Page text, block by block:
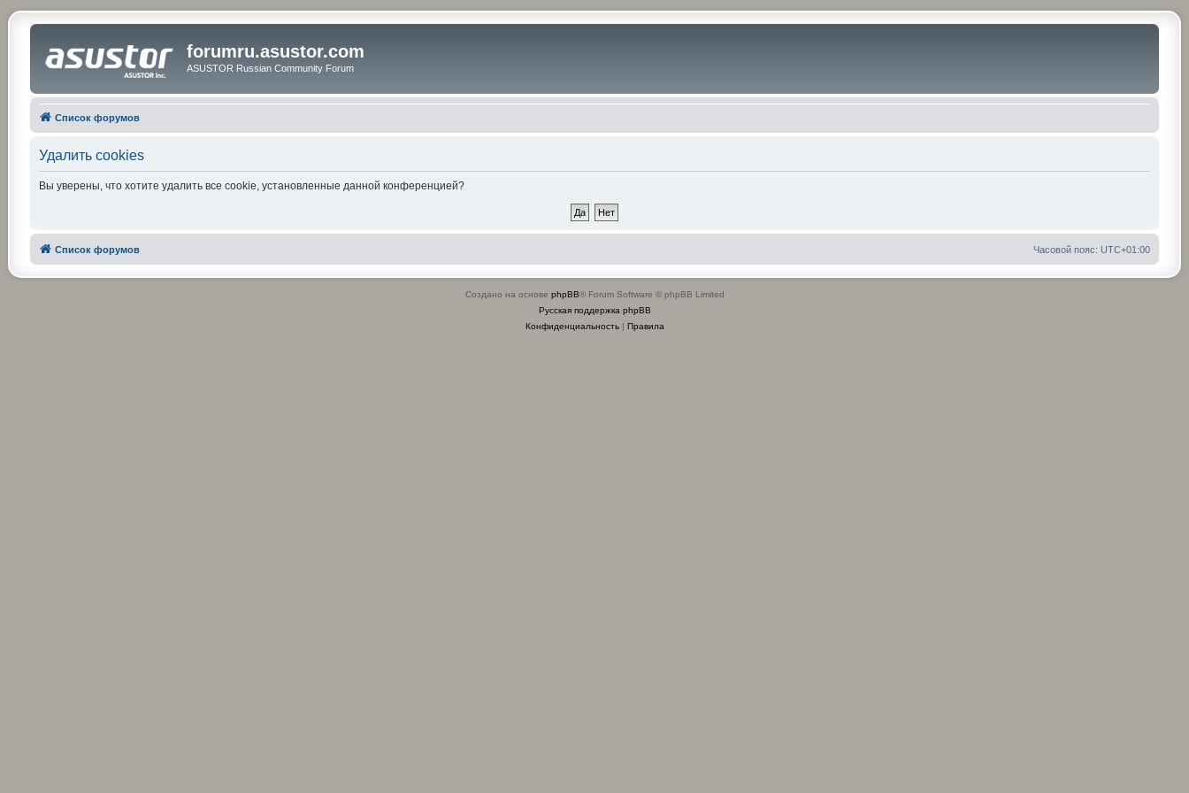
forumru.asustor.com
ASUSTOR Russian Community Forum
Список форумов
Удалить cookies
Вы уверены, что хотите удалить все cookie, установленные данной конференцией?
Список форумов Часовой пояс: UTC+01:00
Создано на основе phpBB® Forum Software © phpBB Limited
Русская поддержка phpBB
Конфиденциальность| Правила